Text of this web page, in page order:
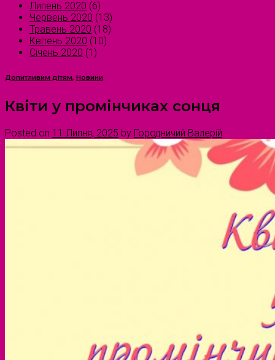
Липень 2020 (6)
Червень 2020 (13)
Травень 2020 (18)
Квітень 2020 (10)
Січень 2020 (1)
Допитливим дітям, Новини
Квіти у промінчиках сонця
Posted on 11 Липня, 2025 by Городничий Валерій